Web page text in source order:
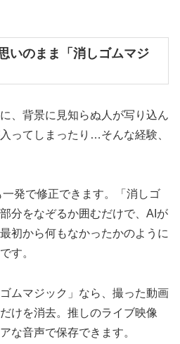
いのまま「消しゴムマジ
、背景に見知らぬ人が写り込ん
ってしまったり…そんな経験、
発で修正できます。「消しゴ
分をなぞるか囲むだけで、AIが
初から何もなかったかのように
す。
ムマジック」なら、撮った動画
けを消去。推しのライブ映像
な音声で保存できます。